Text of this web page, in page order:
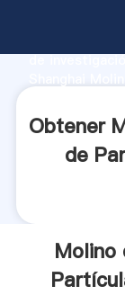
de
clientes.
Obtener
de
Molino